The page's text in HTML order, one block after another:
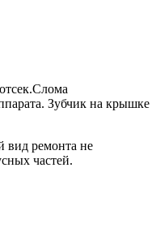
Зубчик на крышке
ремонта не
частей.